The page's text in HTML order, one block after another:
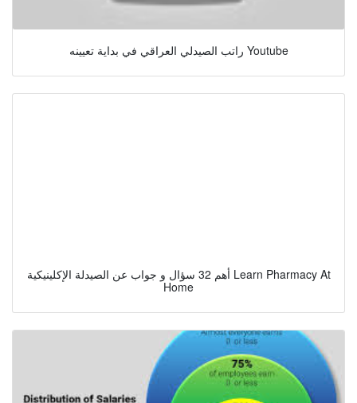
راتب الصيدلي العراقي في بداية تعيينه Youtube
أهم 32 سؤال و جواب عن الصيدلة الإكلينيكية Learn Pharmacy At
Home